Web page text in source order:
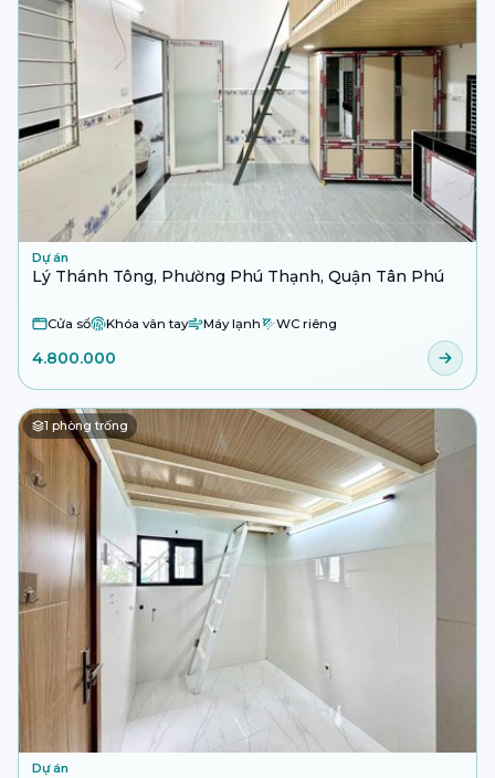
Dự án
Lý Thánh Tông, Phường Phú Thạnh, Quận Tân Phú
Cửa sổ Khóa vân tay Máy lạnh WC riêng
4.800.000
1 phòng trống
Dự án